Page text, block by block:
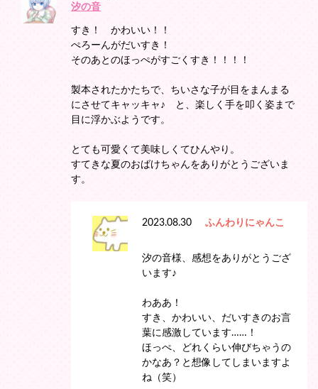
汐の音
すき！ かわいい！！
ぺろーんがだいすき！
そのあとのほっぺがすごくすき！！！！
製本されたかたちで、ちいさな子が目をまんまる
にさせてキャッキャ♪ と、楽しく手を叩く姿まで
目に浮かぶようです。
とても可愛くて美味しくてひんやり。
すてきな夏のおばけちゃんをありがとうございま
す。
2023.08.30 ふんわりにゃんこ
汐の音様、感想をありがとうござ
います♪
わああ！
すき、かわいい、だいすきのお言
葉に感激しています……！
ほっぺ、どれくらい伸びちゃうの
かなあ？と想像してしまいますよ
ね（笑）